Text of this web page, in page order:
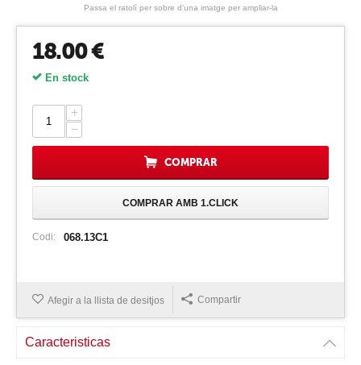
Passa el ratolí per sobre d'una imatge per ampliar-la
18.00€
En stock
+
−
COMPRAR
COMPRAR AMB 1.CLICK
Codi: 068.13C1
Afegir a la llista de desitjos Compartir
Caracteristicas